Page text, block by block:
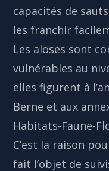
capacités de
les franchir
Les aloses sont
vulnérables au
elles figurent à
Berne et aux
Habitats-Faune-
C’est la raison
fait l’objet de